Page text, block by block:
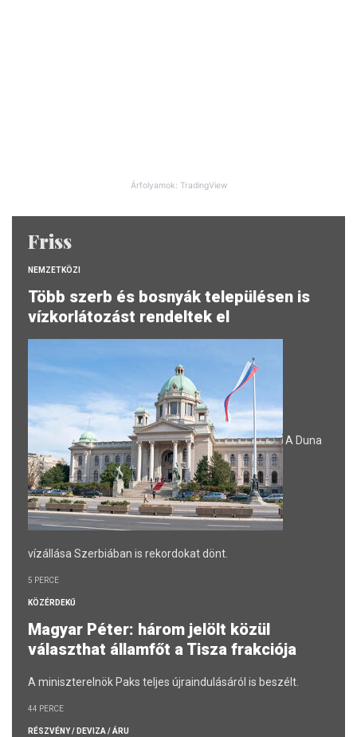
Árfolyamok: TradingView
Friss
NEMZETKÖZI
Több szerb és bosnyák településen is
vízkorlátozást rendeltek el
A Duna
vízállása Szerbiában is rekordokat dönt.
5 PERCE
KÖZÉRDEKŰ
Magyar Péter: három jelölt közül
választhat államfőt a Tisza frakciója
A miniszterelnök Paks teljes újraindulásáról is beszélt.
44 PERCE
RÉSZVÉNY / DEVIZA / ÁRU